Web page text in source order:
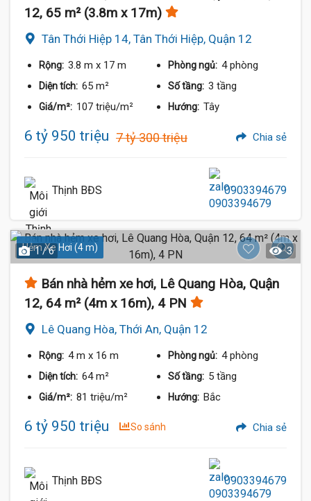
12, 65 m² (3.8m x 17m)
Tân Thới Hiệp 14, Tân Thới Hiệp, Quận 12
Rộng: 3.8 m x 17 m Phòng ngủ: 4 phòng
Diện tích: 65 m² Số tầng: 3 tầng
Giá/m²: 107 triệu/m² Hướng: Tây
6 tỷ 950 triệu 7 tỷ 300 triệu Chia sẻ
Thịnh BĐS 0903394679
Hẻm Xe Hơi (4 m)
1 / 6 3
Bán nhà hẻm xe hơi, Lê Quang Hòa, Quận
12, 64 m² (4m x 16m), 4 PN
Lê Quang Hòa, Thới An, Quận 12
Rộng: 4 m x 16 m Phòng ngủ: 4 phòng
Diện tích: 64 m² Số tầng: 5 tầng
Giá/m²: 81 triệu/m² Hướng: Bắc
6 tỷ 950 triệu So sánh Chia sẻ
Thịnh BĐS 0903394679